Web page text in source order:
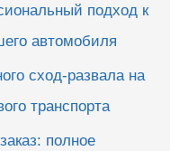
подход к
автомобиля
сход-развала на
транспорта
полное